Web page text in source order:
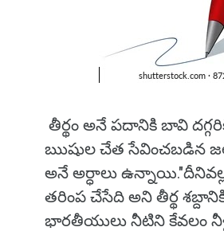
తీర్థం అనే పదానికి బావి దగ్గరికి
ఋషుల చేత సేవించబడిన
అనే అర్ధాలు
తరింప చేసేది అని తీర్థ శబ్దానికి
భారతీయులు నీటిని కేవలం